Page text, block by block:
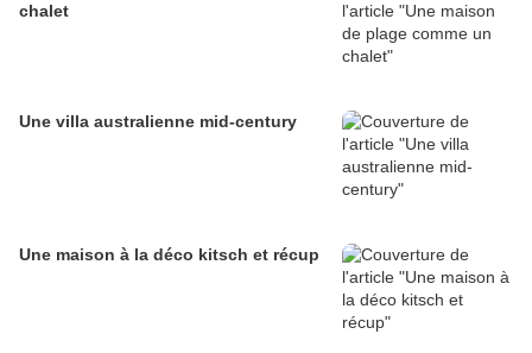
chalet
Une villa australienne mid-century
Une maison à la déco kitsch et récup